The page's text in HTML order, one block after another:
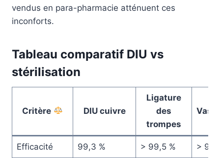
vendus en para-pharmacie atténuent ces
inconforts.
Tableau comparatif DIU vs
stérilisation
Critère DIU cuivre
Ligature
des
trompes
Efficacité 99,3 % > 99,5 % >